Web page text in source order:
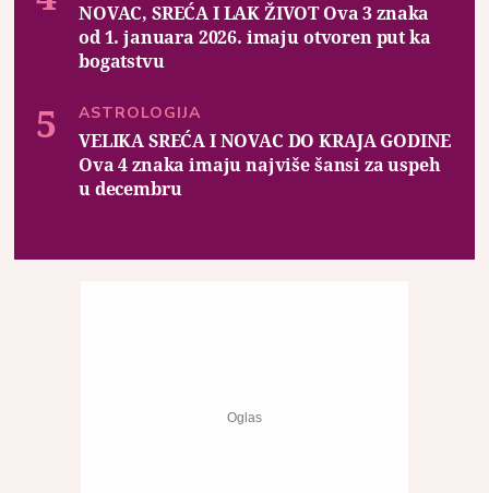
NOVAC, SREĆA I LAK ŽIVOT Ova 3 znaka
od 1. januara 2026. imaju otvoren put ka
bogatstvu
ASTROLOGIJA
VELIKA SREĆA I NOVAC DO KRAJA GODINE
Ova 4 znaka imaju najviše šansi za uspeh
u decembru